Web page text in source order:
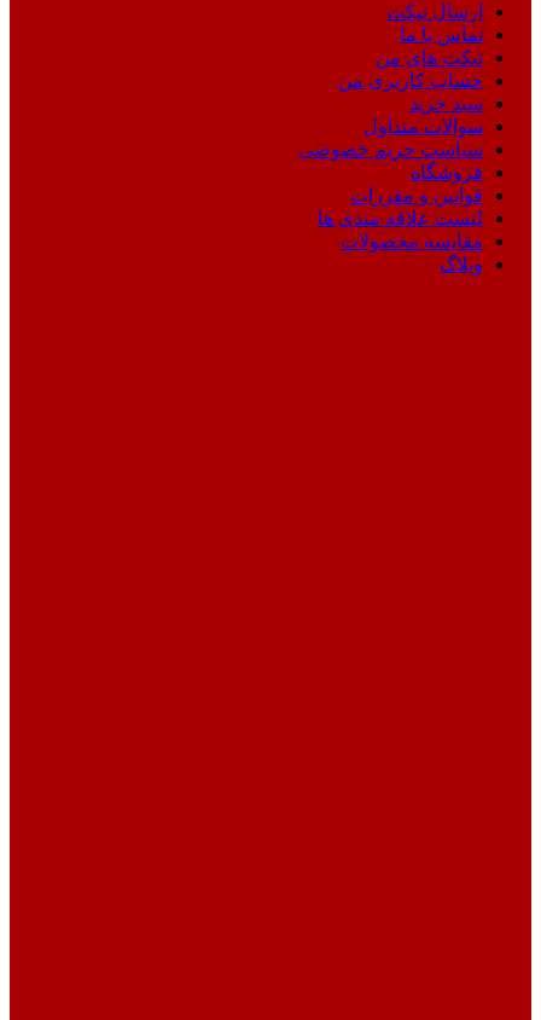
ارسال تیکت
تماس با ما
تیکت های من
حساب کاربری من
سبد خرید
سوالات متداول
سیاست حریم خصوصی
فروشگاه
قوانین و مقررات
لیست علاقه مندی ها
مقایسه محصولات
وبلاگ